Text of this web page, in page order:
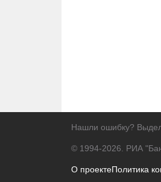
Нашли ошибку?
© 1994-2026. РИА
О проектеПолитика